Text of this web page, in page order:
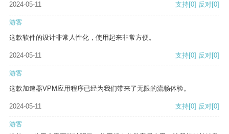
2024-05-11
支持[0] 反对[0]
游客
这款软件的设计非常人性化，使用起来非常方便。
2024-05-11 支持[0] 反对[0]
游客
这款加速器VPM应用程序已经为我们带来了无限的流畅体验。
2024-05-11 支持[0] 反对[0]
游客